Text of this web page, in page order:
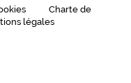
Charte de
légales